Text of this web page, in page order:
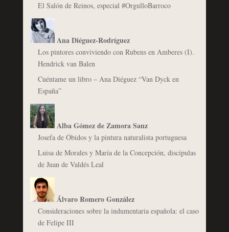
El Salón de Reinos, especial #OrgulloBarroco
Ana Diéguez-Rodríguez
Los pintores conviviendo con Rubens en Amberes (I).
Hendrick van Balen
Cuéntame un libro – Ana Diéguez “Van Dyck en
España”
Alba Gómez de Zamora Sanz
Josefa de Óbidos y la pintura naturalista portuguesa
Luisa de Morales y María de la Concepción, discípulas
de Juan de Valdés Leal
Álvaro Romero González
Consideraciones sobre la indumentaria española: el caso
de Felipe III